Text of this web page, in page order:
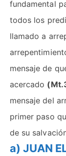
fundamental
todos los
llamado a
mensaje de
acercado
mensaje del
primer paso
de su
a) JUAN